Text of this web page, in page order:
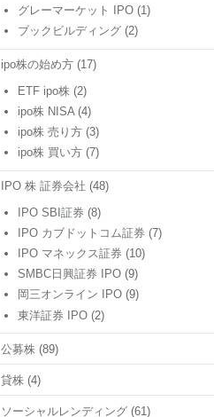
グレーマーケット IPO (1)
ブックビルディング (2)
ipo株の始め方(17)
ETF ipo株 (2)
ipo株 NISA (4)
ipo株 売り方 (3)
ipo株 買い方 (7)
IPO 株 証券会社 (48)
IPO SBI証券 (8)
IPO カブドットコム証券 (7)
IPO マネックス証券 (10)
SMBC日興証券 IPO (9)
岡三オンライン IPO (9)
東洋証券 IPO (2)
公募株(89)
貸株(4)
ソーシャルレンディング(61)